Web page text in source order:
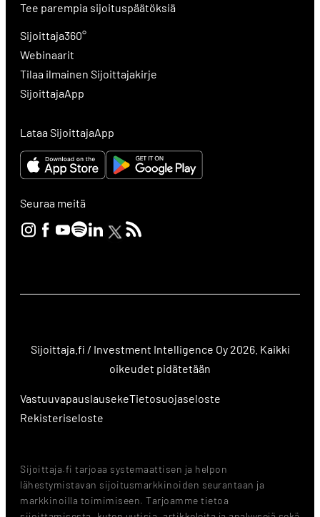
Tee parempia sijoituspäätöksiä
Sijoittaja360°
Webinaarit
Tilaa ilmainen Sijoittajakirje
SijoittajaApp
Lataa SijoittajaApp
Seuraa meitä
Sijoittaja.fi / Investment Intelligence Oy 2026. Kaikki
oikeudet pidätetään
VastuuvapauslausekeTietosuojaseloste
Rekisteriseloste
Sijoittaja.fi tarjoaa systemaattisen ja helpon
lähestymistavan sijoitusmarkkinoiden seurantaan ja
markkinoilla toimimiseen. Tarjoamme tietoa